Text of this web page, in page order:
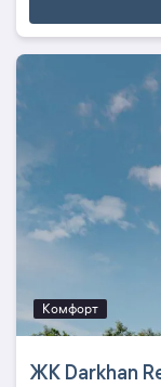
Комфорт
ЖК Darkhan